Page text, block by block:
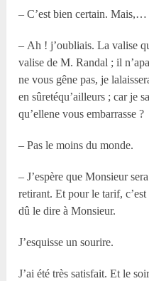
– C’est bien certain. Mais,…
– Ah ! j’oubliais. La valise
valise de M. Randal ; il
ne vous gêne pas, je
en sûretéqu’ailleurs ; car je
qu’ellene vous embarrasse ?
– Pas le moins du monde.
– J’espère que Monsieur
retirant. Et pour le tarif,
dû le dire à Monsieur.
J’esquisse un sourire.
J’ai été très satisfait. Et le